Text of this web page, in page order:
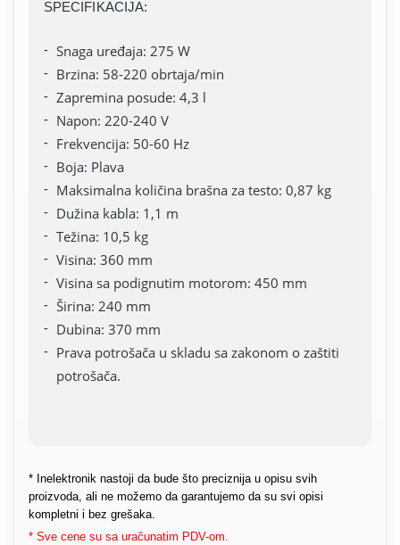
SPECIFIKACIJA:
Snaga uređaja: 275 W
Brzina: 58-220 obrtaja/min
Zapremina posude: 4,3 l
Napon: 220-240 V
Frekvencija: 50-60 Hz
Boja: Plava
Maksimalna količina brašna za testo: 0,87 kg
Dužina kabla: 1,1 m
Težina: 10,5 kg
Visina: 360 mm
Visina sa podignutim motorom: 450 mm
Širina: 240 mm
Dubina: 370 mm
Prava potrošača u skladu sa zakonom o zaštiti
potrošača.
* Inelektronik nastoji da bude što preciznija u opisu svih
proizvoda, ali ne možemo da garantujemo da su svi opisi
kompletni i bez grešaka.
* Sve cene su sa uračunatim PDV-om.